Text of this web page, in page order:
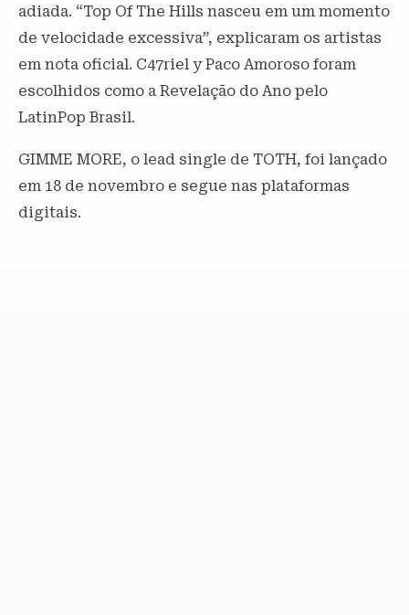
adiada. “Top Of The Hills nasceu em um momento
de velocidade excessiva”, explicaram os artistas
em nota oficial. C47riel y Paco Amoroso foram
escolhidos como a Revelação do Ano pelo
LatinPop Brasil.
GIMME MORE, o lead single de TOTH, foi lançado
em 18 de novembro e segue nas plataformas
digitais.